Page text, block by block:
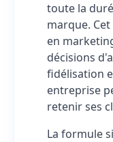
toute la
marque.
en
décisions
fidélisation
entreprise
retenir ses
La formule